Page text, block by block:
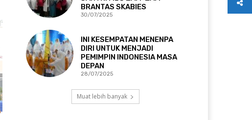
BRANTAS SKABIES
30/07/2025
INI KESEMPATAN MENENPA
DIRI UNTUK MENJADI
PEMIMPIN INDONESIA MASA
DEPAN
28/07/2025
Muat lebih banyak